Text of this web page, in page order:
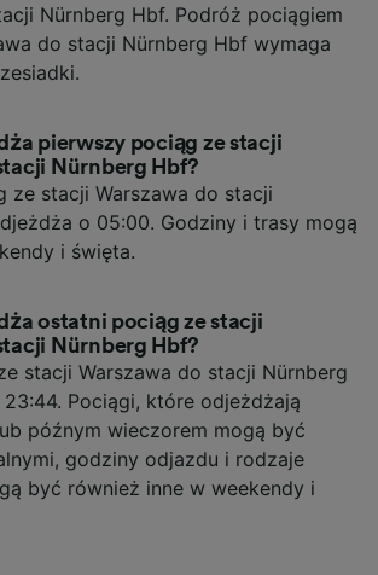
Nürnberg Hbf. Podróż pociągiem
do stacji Nürnberg Hbf wymaga
pierwszy pociąg ze stacji
Nürnberg Hbf?
ze stacji Warszawa do stacji
o 05:00. Godziny i trasy mogą
i święta.
ostatni pociąg ze stacji
Nürnberg Hbf?
stacji Warszawa do stacji Nürnberg
Pociągi, które odjeżdżają
późnym wieczorem mogą być
godziny odjazdu i rodzaje
być również inne w weekendy i